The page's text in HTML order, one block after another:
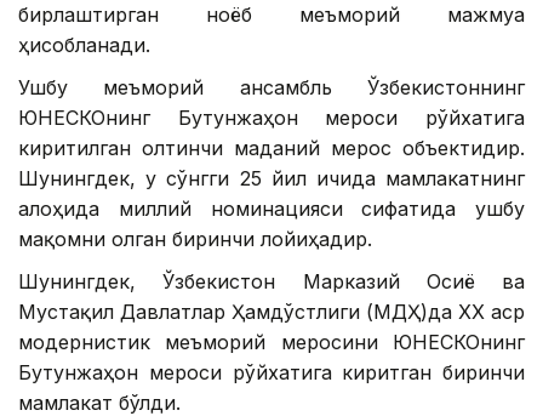
бирлаштирган ноёб меъморий мажмуа
ҳисобланади.
Ушбу меъморий ансамбль Ўзбекистоннинг
ЮНEСКОнинг Бутунжаҳон мероси рўйхатига
киритилган олтинчи маданий мерос объектидир.
Шунингдек, у сўнгги 25 йил ичида мамлакатнинг
алоҳида миллий номинацияси сифатида ушбу
мақомни олган биринчи лойиҳадир.
Шунингдек, Ўзбекистон Марказий Осиё ва
Мустақил Давлатлар Ҳамдўстлиги (МДҲ)да ХХ аср
модернистик меъморий меросини ЮНEСКОнинг
Бутунжаҳон мероси рўйхатига киритган биринчи
мамлакат бўлди.